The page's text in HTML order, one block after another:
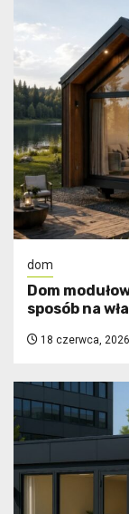
dom
Dom
sposób na
18 czerwca, 2026